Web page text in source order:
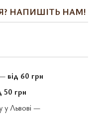
НАПИШІТЬ НАМ!
від 60 грн
50 грн
у Львові —